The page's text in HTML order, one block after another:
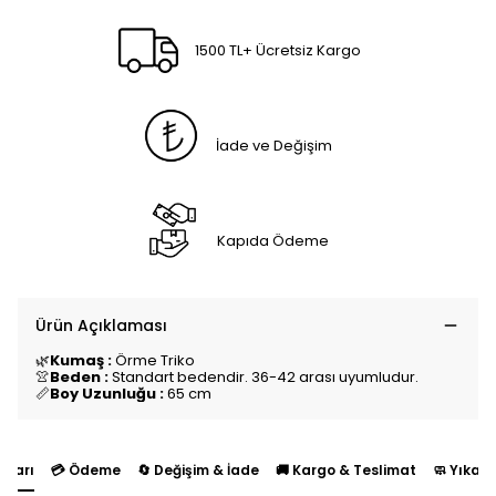
1500 TL+ Ücretsiz Kargo
İade ve Değişim
Kapıda Ödeme
Ürün Açıklaması
🌿Kumaş :Örme Triko
👚Beden :Standart bedendir. 36-42 arası uyumludur.
📏Boy Uzunluğu :65 cm
💳 Ödeme 🔄 Değişim & İade 🚚 Kargo & Teslimat 🧼